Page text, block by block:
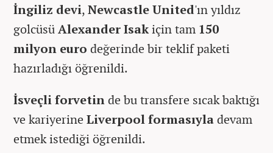
İngiliz devi,Newcastle United'ın yıldız
golcüsüAlexander Isakiçin tam 150
milyon euro değerinde bir teklif paketi
hazırladığı öğrenildi.
İsveçli forvetinde bu transfere sıcak baktığı
ve kariyerine Liverpool formasıyladevam
etmek istediği öğrenildi.